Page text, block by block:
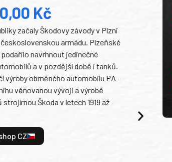
Kč
začaly Škodovy závody v Plzni
armádu. Plzeňské
navrhnout jedinečné
a v pozdější době i tanků.
výroby obrněného automobilu PA-
věnovanou vývoji a výrobě
Škoda v letech 1919 až
CZ